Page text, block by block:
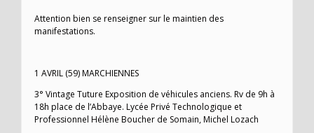
Attention bien se renseigner sur le maintien des
manifestations.
1 AVRIL (59) MARCHIENNES
3° Vintage Tuture Exposition de véhicules anciens. Rv de 9h à
18h place de l’Abbaye. Lycée Privé Technologique et
Professionnel Hélène Boucher de Somain, Michel Lozach